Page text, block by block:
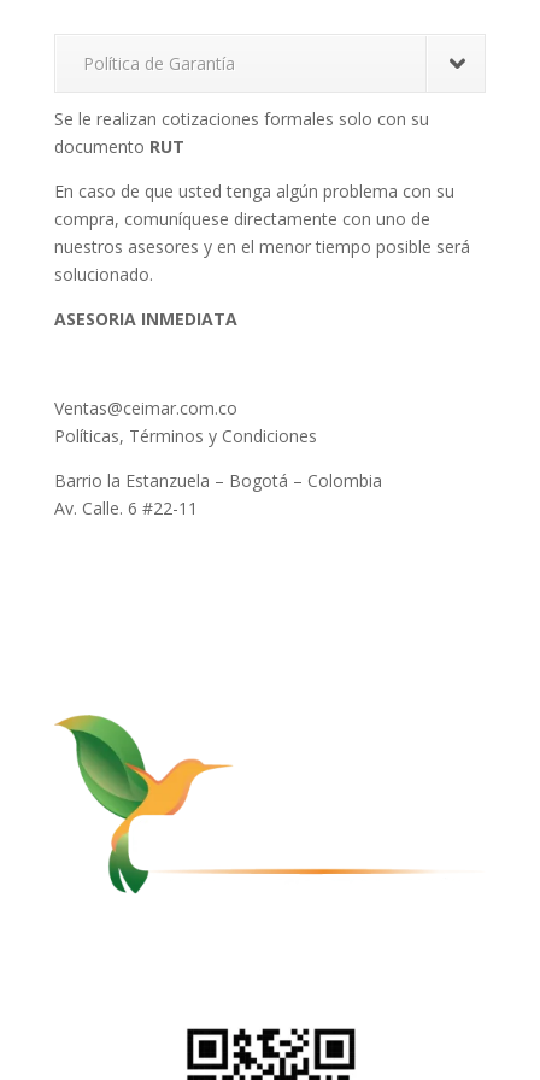
Política de Garantía
Se le realizan cotizaciones formales solo con su
documento RUT
En caso de que usted tenga algún problema con su
compra, comuníquese directamente con uno de
nuestros asesores y en el menor tiempo posible será
solucionado.
ASESORIA INMEDIATA
Ventas@ceimar.com.co
Políticas, Términos y Condiciones
Barrio la Estanzuela – Bogotá – Colombia
Av. Calle. 6 #22-11